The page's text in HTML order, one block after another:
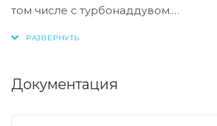
том числе с турбонаддувом.
Ltd, благодаря чему обладает
Документация